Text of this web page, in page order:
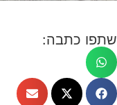
שתפו כתבה: